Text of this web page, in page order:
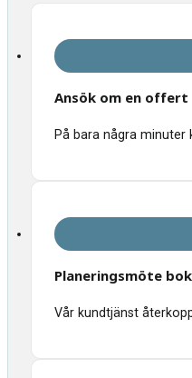
Ansök om en offert
På bara några
Planeringsmöte
Vår kundtjänst